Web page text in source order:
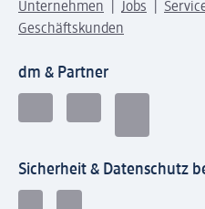
Unternehmen Jobs
Geschäftskunden
dm & Partner
Sicherheit & Datenschutz